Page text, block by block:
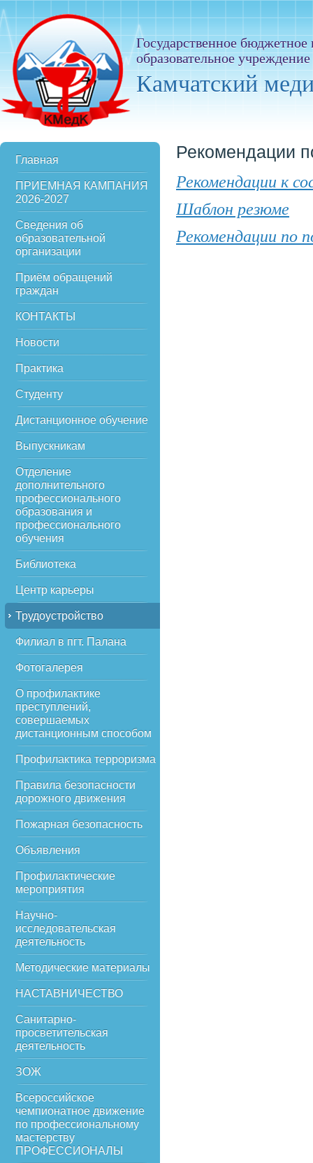
Государственное
образовательное
Камчатский
Главная
ПРИЕМНАЯ КАМПАНИЯ
2026-2027
Сведения об
образовательной
организации
Приём обращений
граждан
КОНТАКТЫ
Новости
Практика
Студенту
Дистанционное обучение
Выпускникам
Отделение
дополнительного
профессионального
образования и
профессионального
обучения
Библиотека
Центр карьеры
Трудоустройство
Филиал в пгт. Палана
Фотогалерея
О профилактике
преступлений,
совершаемых
дистанционным способом
Профилактика терроризма
Правила безопасности
дорожного движения
Пожарная безопасность
Объявления
Профилактические
мероприятия
Научно-
исследовательская
деятельность
Методические материалы
НАСТАВНИЧЕСТВО
Санитарно-
просветительская
деятельность
ЗОЖ
Всероссийское
чемпионатное движение
по профессиональному
мастерству
ПРОФЕССИОНАЛЫ
Рекомендации
Рекомендации к
Шаблон резюме
Рекомендации по